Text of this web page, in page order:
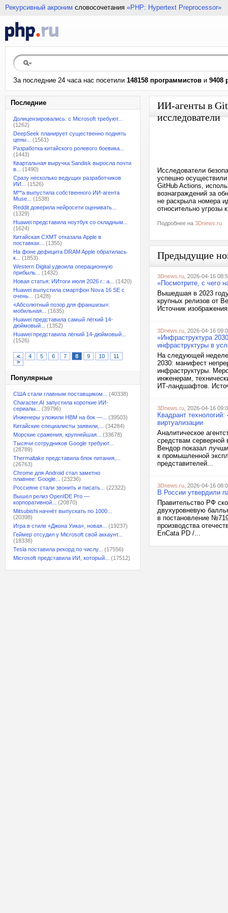
Рекурсивный акроним словосочетания «PHP: Hypertext Preprocessor»
За последние 24 часа нас посетили 148158 программистов и 9408
Последние
Долицензировались: с Microsoft требуют...
(1262)
DeepSeek планирует существенно поднять
цены...
(1561)
Разработка китайского ролевого боевика...
(1443)
Квартальная выручка Sandisk выросла почти
в...
(1490)
Сразу несколько ведущих разработчиков
ИИ...
(1526)
M**a выпустила собственного ИИ-агента
Muse...
(1538)
Reddit доверила нейросети оценивать...
(1329)
Huawei представила ноутбук со складным...
(1624)
Китайская CXMT отказала Apple в
поставках...
(1355)
На фоне дефицита DRAM Apple обратилась
к...
(1853)
Western Digital удвоила операционную
прибыль...
(1432)
Новая статья: ИИтоги июля 2026 г.: а...
(1420)
Huawei выпустила смартфон Nova 16 SE с
очень...
(1428)
«Абсолютный позор для франшизы»:
мобильная...
(1635)
Huawei представила самый лёгкий 14-
дюймовый...
(1352)
Huawei представила лёгкий 14-дюймовый...
(1526)
< 4 5 6 7 8 9 10
11
>
Популярные
США стали главным поставщиком...
(40338)
Character.AI запустила короткие ИИ-
сериалы...
(39796)
Инженеры уложили HBM на бок —...
(39503)
Китайские специалисты заявили,...
(34284)
Морские сражения, крупнейшая...
(33678)
Тысячи сотрудников Google требуют...
(28789)
Thermaltake представила блок питания,...
(26763)
Chrome для Android стал заметно
плавнее: Google...
(23236)
Россияне стали звонить и писать...
(22322)
Вышел релиз OpenIDE Pro —
корпоративной...
(20870)
Mitsubishi начнёт выпускать по 1000...
(20398)
Игра в стиле «Джона Уика», новая...
(19237)
Геймер отсудил у Microsoft свой аккаунт...
(18338)
Tesla поставила рекорд по числу...
(17556)
Microsoft представила ИИ, который...
(17512)
ИИ-агенты в
исследователи
Исследователи
успешно
GitHub Actions,
вознаграждений за
не раскрыла номера
относительно угрозы
Подробнее на 3Dnews.ru
Предыдущие
3Dnews.ru , 2026-04-16
«Посмотрите, с чего
Вышедшая в 2023
крупных релизов от
Источник
3Dnews.ru , 2026-04-16
«Инфраструктура
инфраструктуры в
На следующей
2030: манифест
инфраструктуры.
инженерам,
ИТ-ландшафтов.
3Dnews.ru , 2026-04-16
Квадрант
виртуализации
Аналитическое
средствам серверной
Вендор показал
к промышленной
представителей...
3Dnews.ru , 2026-04-16
В России утвердили
Правительство РФ
двухуровневую
в постановление
производства
EnCata PD /...